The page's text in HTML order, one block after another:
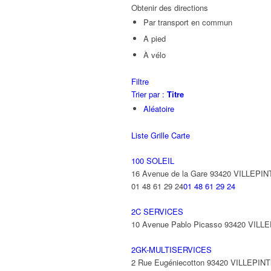
Obtenir des directions
Par transport en commun
A pied
À vélo
Filtre
Trier par : Titre
Aléatoire
Liste Grille Carte
100 SOLEIL
16 Avenue de la Gare 93420
01 48 61 29 2401 48 61 29 24
2C SERVICES
10 Avenue Pablo Picasso 93420
2GK-MULTISERVICES
2 Rue Eugéniecotton 93420